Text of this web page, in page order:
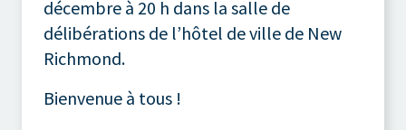
décembre à 20 h dans la salle de
délibérations de l’hôtel de ville de New
Richmond.
Bienvenue à tous !